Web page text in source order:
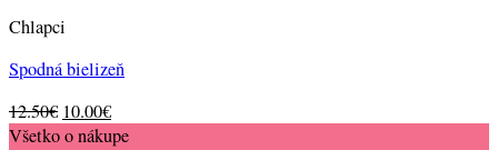
Chlapci
Spodná bielizeň
12.50€ Original
price
10.00€Current
price
Všetko o nákupe